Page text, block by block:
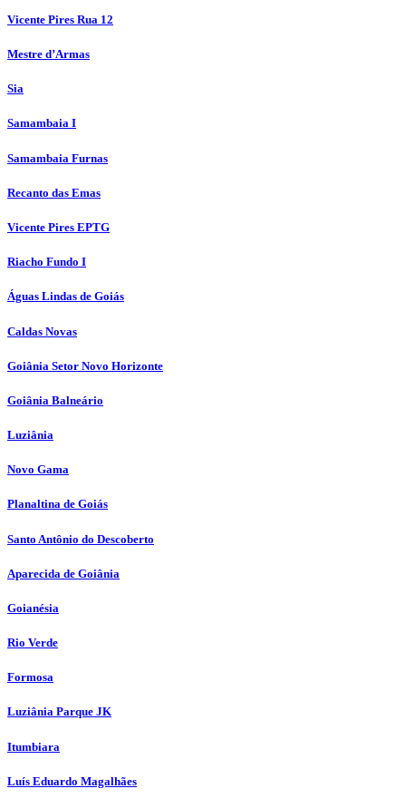
Vicente Pires Rua 12
Mestre d’Armas
Sia
Samambaia I
Samambaia Furnas
Recanto das Emas
Vicente Pires EPTG
Riacho Fundo I
Águas Lindas de Goiás
Caldas Novas
Goiânia Setor Novo Horizonte
Goiânia Balneário
Luziânia
Novo Gama
Planaltina de Goiás
Santo Antônio do Descoberto
Aparecida de Goiânia
Goianésia
Rio Verde
Formosa
Luziânia Parque JK
Itumbiara
Luís Eduardo Magalhães